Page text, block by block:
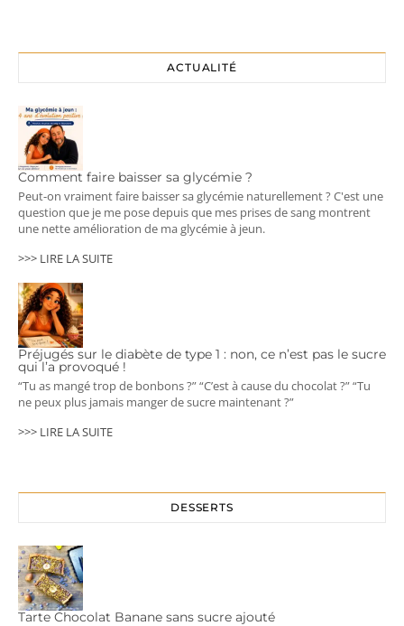
ACTUALITÉ
Comment faire baisser sa glycémie ?
Peut-on vraiment faire baisser sa glycémie naturellement ? C'est une
question que je me pose depuis que mes prises de sang montrent
une nette amélioration de ma glycémie à jeun.
>>> LIRE LA SUITE
Préjugés sur le diabète de type 1 : non, ce n’est pas le sucre
qui l’a provoqué !
“Tu as mangé trop de bonbons ?” “C’est à cause du chocolat ?” “Tu
ne peux plus jamais manger de sucre maintenant ?”
>>> LIRE LA SUITE
DESSERTS
Tarte Chocolat Banane sans sucre ajouté